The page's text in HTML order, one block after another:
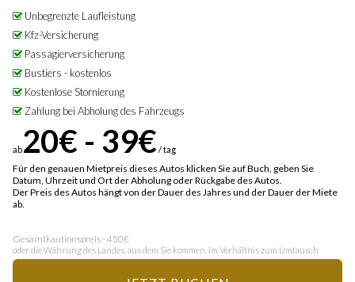
Unbegrenzte Laufleistung
Kfz-Versicherung
Passagierversicherung
Bustiers - kostenlos
Kostenlose Stornierung
Zahlung bei Abholung des Fahrzeugs
ab20€ - 39€ / tag
Für den genauen Mietpreis dieses Autos klicken Sie auf Buch, geben Sie
Datum, Uhrzeit und Ort der Abholung oder Rückgabe des Autos.
Der Preis des Autos hängt von der Dauer des Jahres und der Dauer der Miete
ab.
Gesamtkautionspreis - 450€
oder die Währung des Landes, aus dem Sie kommen, im Verhältnis zum Umtausch